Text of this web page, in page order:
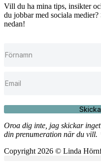
Vill du ha mina tips, insikter
du jobbar med sociala
nedan!
Skicka
Oroa dig inte, jag skickar
din prenumeration när du vill.
Copyright 2026 © Linda